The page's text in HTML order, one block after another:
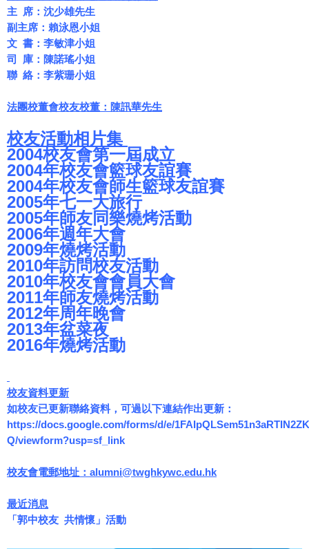
主 席：沈少雄先生
副主席：賴泳恩小姐
文 書：李敏津小姐
司 庫：陳諾瑤小姐
聯 絡：李紫珊小姐
法團校董會校友校董：陳訊華先生
校友活動相片集
2004校友會第一屆成立
2004年校友會籃球友誼賽
2004年校友會師生籃球友誼賽
2005年七一大旅行
2005年師友同樂燒烤活動
2006年週年大會
2009年燒烤活動
2010年訪問校友活動
2010年校友會會員大會
2011年師友燒烤活動
2012年周年晚會
2013年盆菜夜
2016年燒烤活動
校友資料更新
如校友已更新聯絡資料，可過以下連結作出更新：
https://docs.google.com/forms/d/e/
Q/viewform?usp=sf_link
校友會電郵地址：alumni@twghkywc.edu.hk
最近消息
「郭中校友  共情懷」活動